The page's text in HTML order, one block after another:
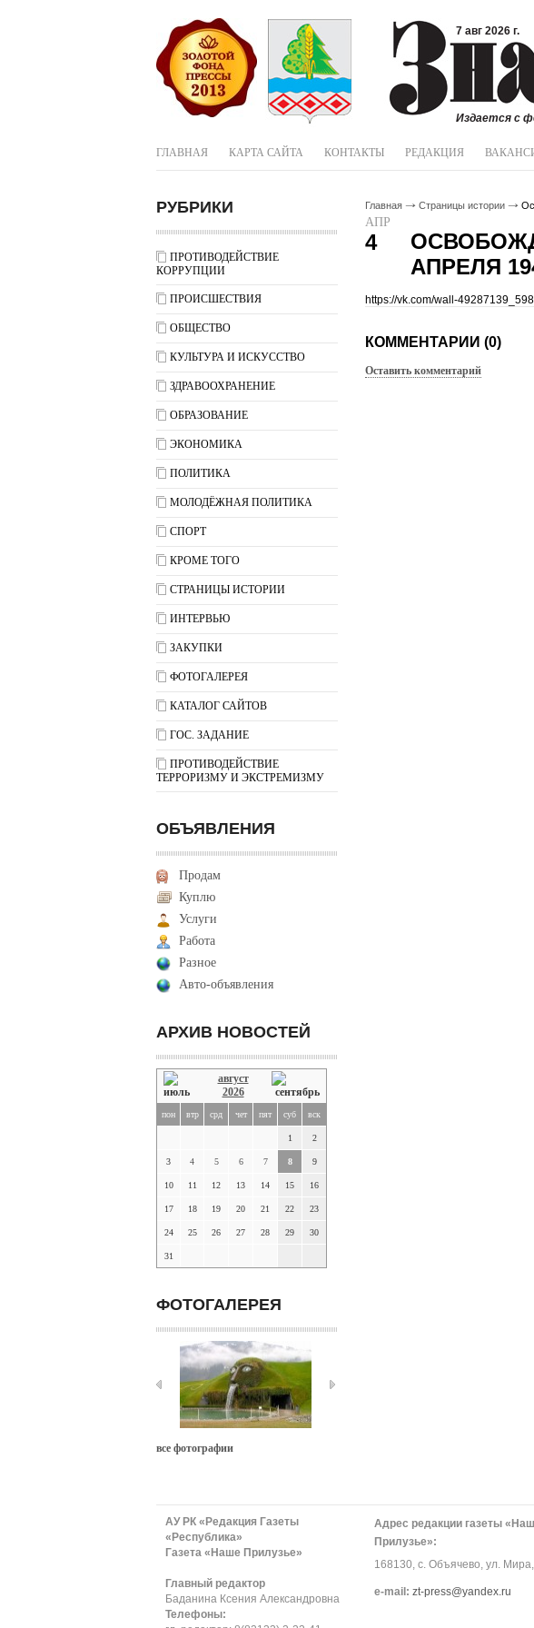
7 авг 2026 г.
Издается с
ГЛАВНАЯ КАРТА САЙТА КОНТАКТЫ РЕДАКЦИЯ
РУБРИКИ
ПРОТИВОДЕЙСТВИЕ
КОРРУПЦИИ
ПРОИСШЕСТВИЯ
ОБЩЕСТВО
КУЛЬТУРА И ИСКУССТВО
ЗДРАВООХРАНЕНИЕ
ОБРАЗОВАНИЕ
ЭКОНОМИКА
ПОЛИТИКА
МОЛОДЁЖНАЯ ПОЛИТИКА
СПОРТ
КРОМЕ ТОГО
СТРАНИЦЫ ИСТОРИИ
ИНТЕРВЬЮ
ЗАКУПКИ
ФОТОГАЛЕРЕЯ
КАТАЛОГ САЙТОВ
ГОС. ЗАДАНИЕ
ПРОТИВОДЕЙСТВИЕ
ТЕРРОРИЗМУ И ЭКСТРЕМИЗМУ
ОБЪЯВЛЕНИЯ
Продам
Куплю
Услуги
Работа
Разное
Авто-объявления
АРХИВ НОВОСТЕЙ
август
2026
пон втр срд чет пят суб вск
1 2
3 4 5 6 7 8 9
10 11 12 13 14 15 16
17 18 19 20 21 22 23
24 25 26 27 28 29 30
31
ФОТОГАЛЕРЕЯ
все фотографии
Главная Страницы истории
АПР
4
АПРЕЛЯ
https://vk.com/wall-
КОММЕНТАРИИ (0)
Оставить комментарий
АУ РК «Редакция Газеты
«Республика»
Газета «Наше Прилузье»
Главный редактор
Баданина Ксения Александровна
Телефоны:
Адрес редакции газеты
Прилузье»:
168130, с. Объячево, ул.
е-mail: zt-press@yandex.ru